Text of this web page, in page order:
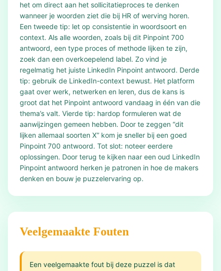
het om direct aan het sollicitatieproces te denken
wanneer je woorden ziet die bij HR of werving horen.
Een tweede tip: let op consistentie in woordsoort en
context. Als alle woorden, zoals bij dit Pinpoint 700
antwoord, een type proces of methode lijken te zijn,
zoek dan een overkoepelend label. Zo vind je
regelmatig het juiste LinkedIn Pinpoint antwoord. Derde
tip: gebruik de LinkedIn-context bewust. Het platform
gaat over werk, netwerken en leren, dus de kans is
groot dat het Pinpoint antwoord vandaag in één van die
thema’s valt. Vierde tip: hardop formuleren wat de
aanwijzingen gemeen hebben. Door te zeggen “dit
lijken allemaal soorten X” kom je sneller bij een goed
Pinpoint 700 antwoord. Tot slot: noteer eerdere
oplossingen. Door terug te kijken naar een oud LinkedIn
Pinpoint antwoord herken je patronen in hoe de makers
denken en bouw je puzzelervaring op.
Veelgemaakte Fouten
Een veelgemaakte fout bij deze puzzel is dat